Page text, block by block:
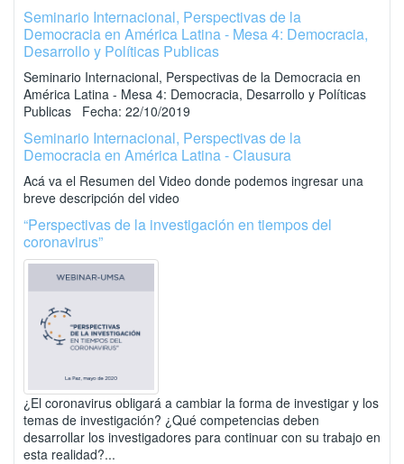
Seminario Internacional, Perspectivas de la
Democracia en América Latina - Mesa 4: Democracia,
Desarrollo y Políticas Publicas
Seminario Internacional, Perspectivas de la Democracia en
América Latina - Mesa 4: Democracia, Desarrollo y Políticas
Publicas Fecha: 22/10/2019
Seminario Internacional, Perspectivas de la
Democracia en América Latina - Clausura
Acá va el Resumen del Video donde podemos ingresar una
breve descripción del video
“Perspectivas de la investigación en tiempos del
coronavirus”
¿El coronavirus obligará a cambiar la forma de investigar y los
temas de investigación? ¿Qué competencias deben
desarrollar los investigadores para continuar con su trabajo en
esta realidad?...